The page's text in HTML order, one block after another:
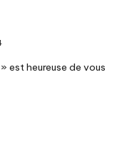
est heureuse de vous